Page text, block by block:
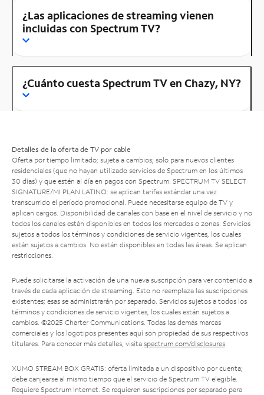
¿Las aplicaciones de streaming vienen
incluidas con Spectrum TV?
¿Cuánto cuesta Spectrum TV en Chazy, NY?
Detalles de la oferta de TV por cable
Oferta por tiempo limitado; sujeta a cambios; solo para nuevos clientes
residenciales (que no hayan utilizado servicios de Spectrum en los últimos
30 días) y que estén al día en pagos con Spectrum. SPECTRUM TV SELECT
SIGNATURE/MI PLAN LATINO: se aplican tarifas estándar una vez
transcurrido el período promocional. Puede necesitarse equipo de TV y
aplican cargos. Disponibilidad de canales con base en el nivel de servicio y no
todos los canales están disponibles en todos los mercados o zonas. Servicios
sujetos a todos los términos y condiciones de servicio vigentes, los cuales
están sujetos a cambios. No están disponibles en todas las áreas. Se aplican
restricciones.
Puede solicitarse la activación de una nueva suscripción para ver contenido a
través de cada aplicación de streaming. Esto no reemplaza las suscripciones
existentes; esas se administrarán por separado. Servicios sujetos a todos los
términos y condiciones de servicio vigentes, los cuales están sujetos a
cambios. ©2025 Charter Communications. Todas las demás marcas
comerciales y los logotipos presentes aquí son propiedad de sus respectivos
titulares. Para conocer más detalles, visita spectrum.com/disclosures.
XUMO STREAM BOX GRATIS: oferta limitada a un dispositivo por cuenta;
debe canjearse al mismo tiempo que el servicio de Spectrum TV elegible.
Requiere Spectrum Internet. Se requieren suscripciones por separado para